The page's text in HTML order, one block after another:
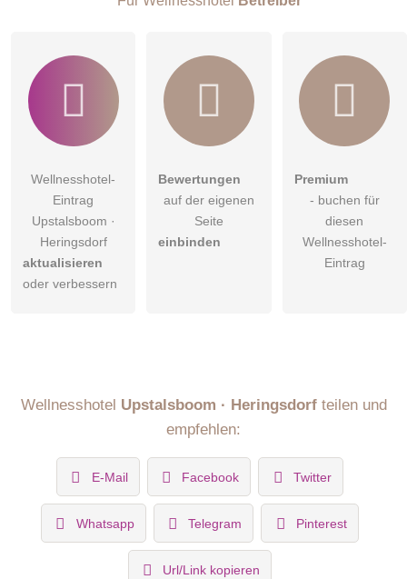
Wellnesshotel-
Eintrag
Upstalsboom ·
Heringsdorf
aktualisieren
oder verbessern
Bewertungen
auf der eigenen
Seite
einbinden
Premium
- buchen für
diesen
Wellnesshotel-
Eintrag
Wellnesshotel Upstalsboom · Heringsdorfteilen und
empfehlen:
E-Mail Facebook Twitter
Whatsapp Telegram Pinterest
Url/Link kopieren